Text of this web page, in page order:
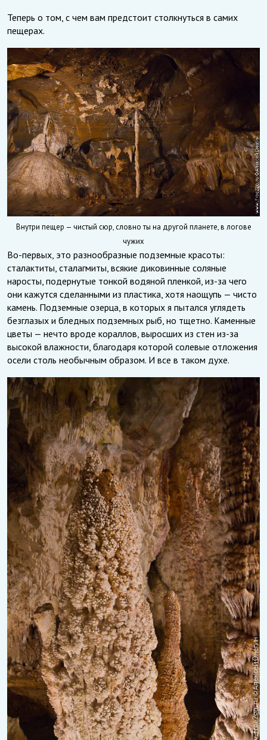
Теперь о том, с чем вам предстоит столкнуться в самих
пещерах.
Внутри пещер — чистый сюр, словно ты на другой планете, в логове
чужих
Во-первых, это разнообразные подземные красоты:
сталактиты, сталагмиты, всякие диковинные соляные
наросты, подернутые тонкой водяной пленкой, из-за чего
они кажутся сделанными из пластика, хотя наощупь — чисто
камень. Подземные озерца, в которых я пытался углядеть
безглазых и бледных подземных рыб, но тщетно. Каменные
цветы — нечто вроде кораллов, выросших из стен из-за
высокой влажности, благодаря которой солевые отложения
осели столь необычным образом. И все в таком духе.